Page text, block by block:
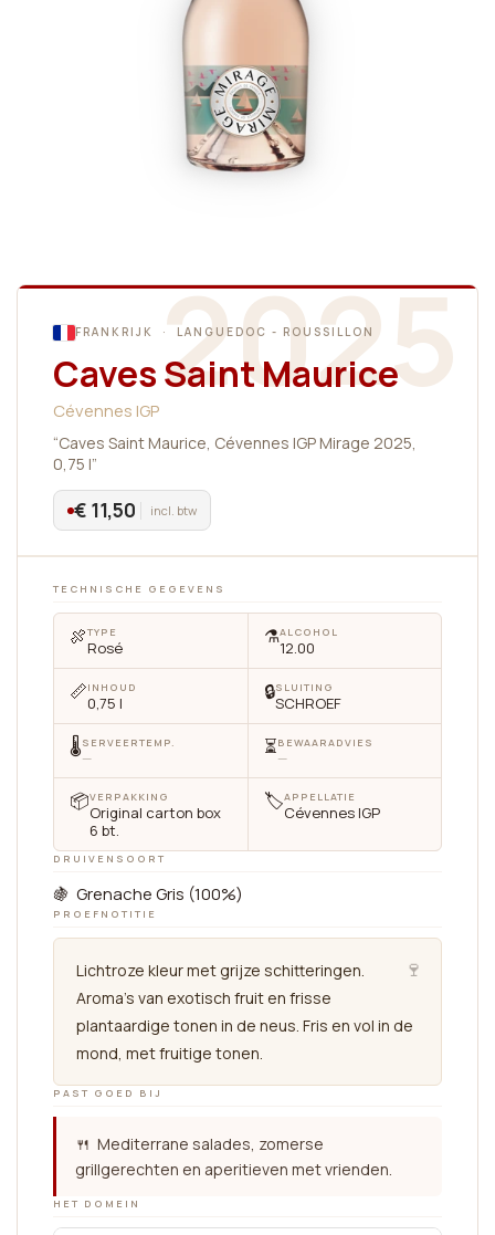
2025
FRANKRIJK · LANGUEDOC - ROUSSILLON
Caves Saint Maurice
Cévennes IGP
“Caves Saint Maurice, Cévennes IGP Mirage 2025,
0,75 l”
€ 11,50 incl. btw
TECHNISCHE GEGEVENS
🍖TYPE
Rosé ⚗️ALCOHOL
12.00
📏INHOUD
0,75 l 🔒SLUITING
SCHROEF
🌡SERVEERTEMP.
— ⏳BEWAARADVIES
—
📦VERPAKKING
Original carton box
6 bt.
🏷APPELLATIE
Cévennes IGP
DRUIVENSOORT
🍇 Grenache Gris (100%)
PROEFNOTITIE
🍷
Lichtroze kleur met grijze schitteringen.
Aroma’s van exotisch fruit en frisse
plantaardige tonen in de neus. Fris en vol in de
mond, met fruitige tonen.
PAST GOED BIJ
🍴 Mediterrane salades, zomerse
grillgerechten en aperitieven met vrienden.
HET DOMEIN